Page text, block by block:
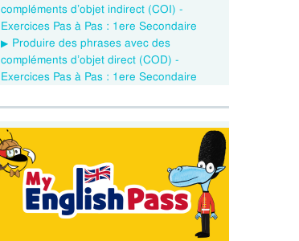
compléments d’objet indirect (COI) -
Exercices Pas à Pas : 1ere Secondaire
Produire des phrases avec des
compléments d’objet direct (COD) -
Exercices Pas à Pas : 1ere Secondaire